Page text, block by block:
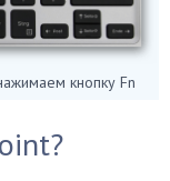
кнопку Fn